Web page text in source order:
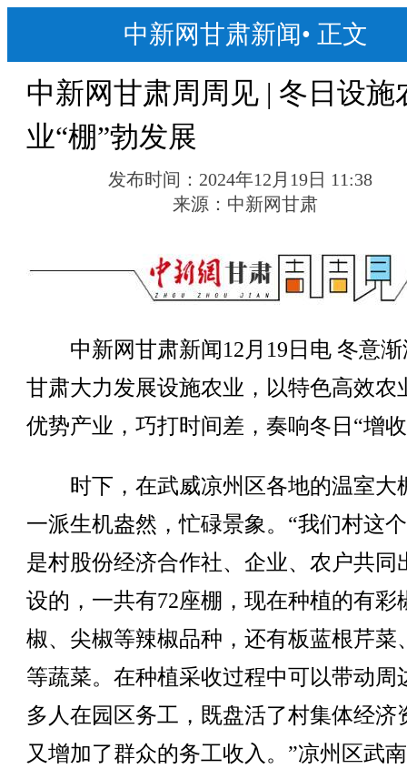
中新网甘肃新闻• 正文
中新网甘肃周周见 | 冬日设施
业“棚”勃发展
发布时间： 2024年12月19日 11:38
来源： 中新网甘肃
中新网甘肃新闻12月19日电 冬意渐
甘肃大力发展设施农业，以特色高效农
优势产业，巧打时间差，奏响冬日“增
时下，在武威凉州区各地的温室大
一派生机盎然，忙碌景象。“我们村这
是村股份经济合作社、企业、农户共同
设的，一共有72座棚，现在种植的有彩
椒、尖椒等辣椒品种，还有板蓝根芹菜
等蔬菜。在种植采收过程中可以带动周
多人在园区务工，既盘活了村集体经济
又增加了群众的务工收入。”凉州区武